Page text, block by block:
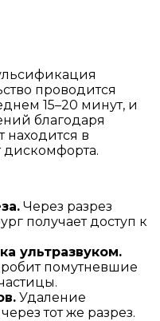
проводится
15–20 минут, и
благодаря
находится в
дискомфорта.
Через разрез
получает доступ к
ультразвуком.
помутневшие
Удаление
тот же разрез.